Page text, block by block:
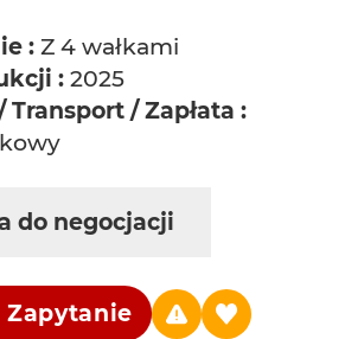
: Z 4 wałkami
: 2025
Transport / Zapłata :
do negocjacji
Zapytanie